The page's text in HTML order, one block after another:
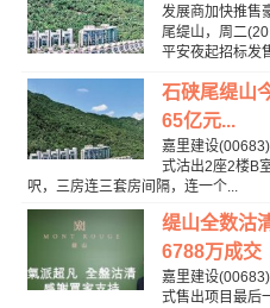
发展商加快推售
尾缇山，周二
平安夜起招标发
石硖尾缇山
65亿元...
嘉里建设
式沽出2座2楼B
呎，三房连三套房间隔，连一个...
缇山全数沽
6788万成
嘉里建设
式售出项目最后